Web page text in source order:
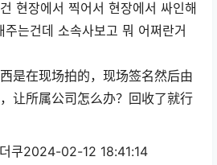
현장에서 찍어서 현장에서 싸인해
는건데 소속사보고 뭐 어쩌란거
是在现场拍的，现场签名然后由
让所属公司怎么办？回收了就行
쿠2024-02-12 18:41:14